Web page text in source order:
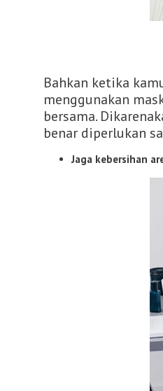
Bahkan ketika
menggunakan
bersama.
benar diperlukan
Jaga kebersihan